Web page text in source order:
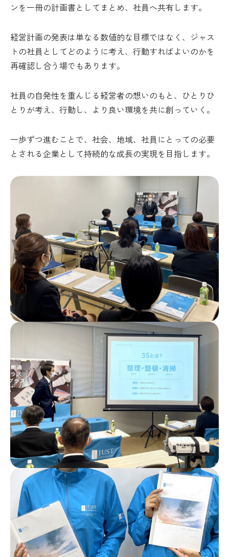
ンを一冊の計画書としてまとめ、社員へ共有します。
経営計画の発表は単なる数値的な目標ではなく、ジャス
トの社員としてどのように考え、行動すればよいのかを
再確認し合う場でもあります。
社員の自発性を重んじる経営者の想いのもと、ひとりひ
とりが考え、行動し、より良い環境を共に創っていく。
一歩ずつ進むことで、社会、地域、社員にとっての必要
とされる企業として持続的な成長の実現を目指します。